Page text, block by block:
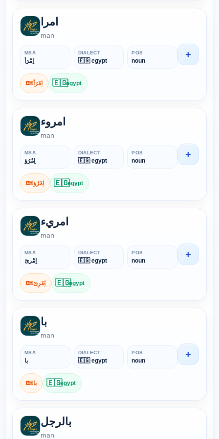
امرا
man
MSA
اِمْرَأ
DIALECT
🇪🇬 egypt
POS
noun
اِمْرَأ 🇪🇬egypt
+
امروء
man
MSA
اِمْرُؤ
DIALECT
🇪🇬 egypt
POS
noun
اِمْرُؤ 🇪🇬egypt
+
امريء
man
MSA
اِمْرِئ
DIALECT
🇪🇬 egypt
POS
noun
اِمْرِئ 🇪🇬egypt
+
با
man
MSA
با
DIALECT
🇪🇬 egypt
POS
noun
با 🇪🇬egypt
+
بالرجل
man